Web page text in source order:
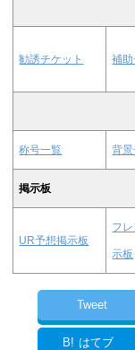
勧誘チケット 補助
称号一覧 背
掲示板
UR予想掲示板
フ
示板
Tweet
B! はてブ